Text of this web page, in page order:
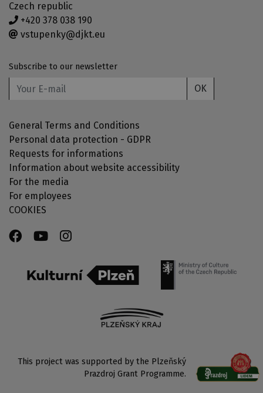
Czech republic
+420 378 038 190
vstupenky@djkt.eu
Subscribe to our newsletter
OK
General Terms and Conditions
Personal data protection - GDPR
Requests for informations
Information about website accessibility
For the media
For employees
COOKIES
This project was supported by the Plzeňský
Prazdroj Grant Programme.